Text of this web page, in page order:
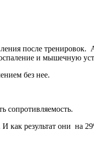
после тренировок.
и мышечную
без нее.
сопротивляемость.
как результат они на